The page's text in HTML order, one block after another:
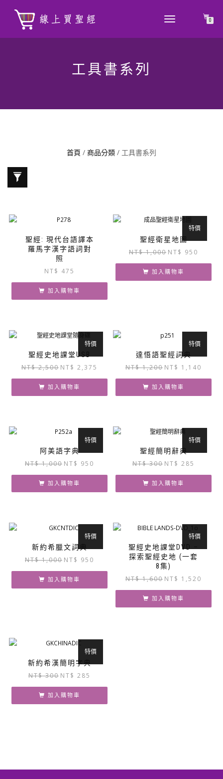
TOGGLE
0
工具書系列
首頁 / 商品分類 / 工具書系列
聖經: 現代台語譯本
羅馬字漢字語詞對
照
NT$ 475
加入購物車
聖經衛星地圖
特價
NT$1,000 原
始
價
格：
NT$ 950
前
格：
加入購物車
聖經史地課堂USB
特價
NT$2,500 原
始
價
格：
NT$ 2,375
前
格：
加入購物車
達悟語聖經詞典
特價
NT$1,200 原
始
價
格：
NT$ 1,140
前
格：
加入購物車
阿美語字典
特價
NT$1,000 原
始
價
格：
NT$ 950
前
格：
加入購物車
聖經簡明辭典
特價
NT$300 原
始
價
格：
NT$ 285
前
格：
加入購物車
新約希臘文詞典
特價
NT$1,000 原
始
價
格：
NT$ 950
前
格：
加入購物車
聖經史地課堂DVD –
探索聖經史地 (一套
8集)
特價
NT$1,600 原
始
價
格：
NT$ 1,520
前
格：
加入購物車
新約希漢簡明字典
特價
NT$300 原
始
價
格：
NT$ 285
前
格：
加入購物車